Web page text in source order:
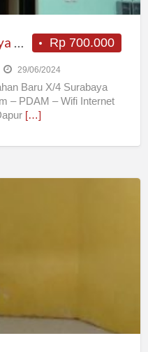
Rp 700.000
Menerima Kost Surabaya Barat
29/06/2024
Baru X/4 Surabaya
– PDAM – Wifi Internet
[…]